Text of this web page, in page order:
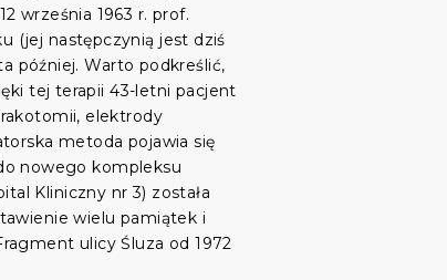
września 1963 r. prof.
(jej następczynią jest dziś
później. Warto podkreślić,
tej terapii 43-letni pacjent
elektrody
metoda pojawia się
nowego kompleksu
Kliniczny nr 3) została
wielu pamiątek i
ulicy Śluza od 1972